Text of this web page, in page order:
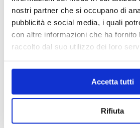
nostri partner che si occupano di
pubblicità e social media, i quali
con altre informazioni che ha fornito
raccolto dal suo utilizzo dei loro
Accetta tutti
Rifiuta
dall’Utente. Il cookie consente al
personal computer dell’Utente,
informazioni in esso
l’Utente si ricollega al Sito
rilasciato dal Sito
accedere ad altre informazioni
computer dell’Utente. Una volta
computer, il cookie può essere